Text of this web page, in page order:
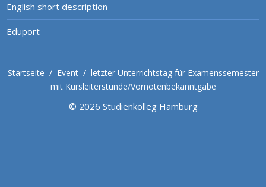
English short description
Eduport
Startseite / Event/ letzter Unterrichtstag für Examenssemester
mit Kursleiterstunde/Vornotenbekanntgabe
© 2026 Studienkolleg Hamburg